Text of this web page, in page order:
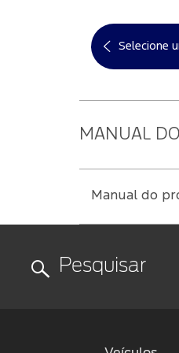
Selecione
MANUAL
Manual do